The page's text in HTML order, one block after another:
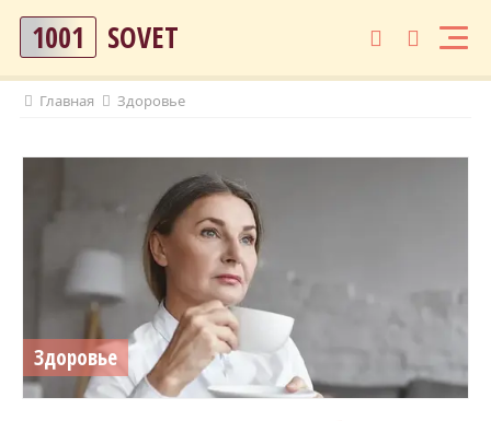
1001 SOVET
Главная Здоровье
Здоровье